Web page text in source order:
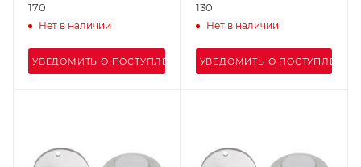
170
Нет в наличии
УВЕДОМИТЬ О ПОСТУПЛЕНИИ
130
Нет в наличии
УВЕДОМИТЬ О ПОСТУПЛЕНИИ